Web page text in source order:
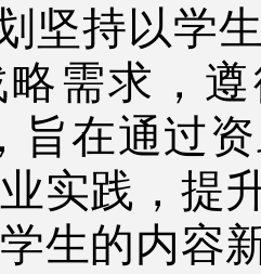
坚持以学
需求，
旨在通过
实践，提
生的内容